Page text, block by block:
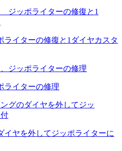
イターの修復と1ダイヤカスタ
ライターの修理
イヤを外してジッポライターに